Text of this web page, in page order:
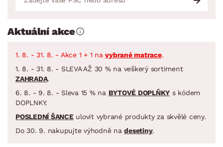
Aktuální akce
1. 8. - 31. 8. - Akce 1 + 1 navybrané matrace.
1. 8. - 31. 8. - SLEVA AŽ 30 % na veškerý sortiment
ZAHRADA.
6. 8. - 9. 8. - Sleva 15 % na BYTOVÉ DOPLŇKY s kódem
DOPLNKY.
POSLEDNÍ ŠANCEulovit vybrané produkty za skvělé ceny.
Do 30. 9. nakupujte výhodně nadesetiny.